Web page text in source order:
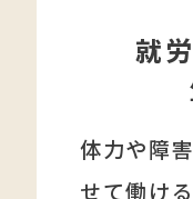
就
体力や障
せて働け